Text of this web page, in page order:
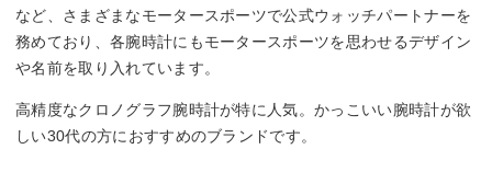
など、さまざまなモータースポーツで公式ウォッチパートナーを
務めており、各腕時計にもモータースポーツを思わせるデザイン
や名前を取り入れています。
高精度なクロノグラフ腕時計が特に人気。かっこいい腕時計が欲
しい30代の方におすすめのブランドです。